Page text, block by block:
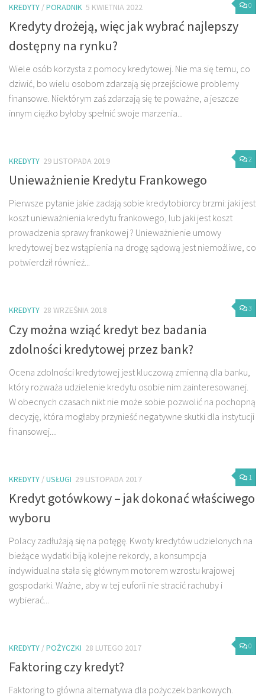
0
KREDYTY /PORADNIK 5 KWIETNIA 2022
Kredyty drożeją, więc jak wybrać najlepszy
dostępny na rynku?
Wiele osób korzysta z pomocy kredytowej. Nie ma się temu, co
dziwić, bo wielu osobom zdarzają się przejściowe problemy
finansowe. Niektórym zaś zdarzają się te poważne, a jeszcze
innym ciężko byłoby spełnić swoje marzenia...
2
KREDYTY 29 LISTOPADA 2019
Unieważnienie Kredytu Frankowego
Pierwsze pytanie jakie zadają sobie kredytobiorcy brzmi: jaki jest
koszt unieważnienia kredytu frankowego, lub jaki jest koszt
prowadzenia sprawy frankowej ? Unieważnienie umowy
kredytowej bez wstąpienia na drogę sądową jest niemożliwe, co
potwierdził również...
3
KREDYTY 28 WRZEŚNIA 2018
Czy można wziąć kredyt bez badania
zdolności kredytowej przez bank?
Ocena zdolności kredytowej jest kluczową zmienną dla banku,
który rozważa udzielenie kredytu osobie nim zainteresowanej.
W obecnych czasach nikt nie może sobie pozwolić na pochopną
decyzję, która mogłaby przynieść negatywne skutki dla instytucji
finansowej....
1
KREDYTY /USŁUGI 29 LISTOPADA 2017
Kredyt gotówkowy – jak dokonać właściwego
wyboru
Polacy zadłużają się na potęgę. Kwoty kredytów udzielonych na
bieżące wydatki biją kolejne rekordy, a konsumpcja
indywidualna stała się głównym motorem wzrostu krajowej
gospodarki. Ważne, aby w tej euforii nie stracić rachuby i
wybierać...
0
KREDYTY /POŻYCZKI 28 LUTEGO 2017
Faktoring czy kredyt?
Faktoring to główna alternatywa dla pożyczek bankowych.